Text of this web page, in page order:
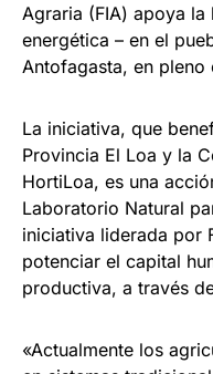
Agraria (FIA) apoya
energética – en el
Antofagasta, en pleno
La iniciativa, que
Provincia El Loa y la
HortiLoa, es una
Laboratorio Natural
iniciativa liderada por
potenciar el capital
productiva, a través
«Actualmente los